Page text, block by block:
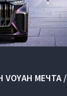
МЕЧТА /